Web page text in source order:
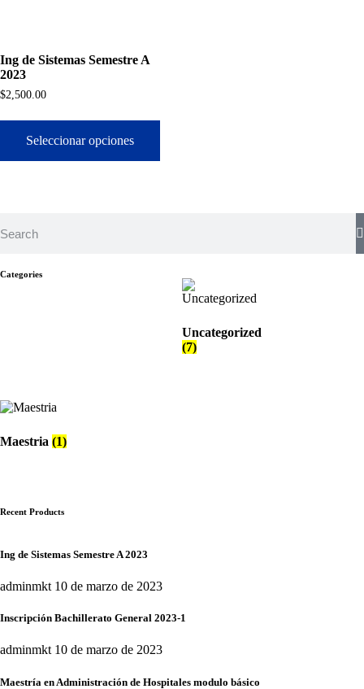
Ing de Sistemas Semestre A
2023
$2,500.00
Seleccionar opciones
Categories
Uncategorized
(7)
Maestria (1)
Recent Products
Ing de Sistemas Semestre A 2023
adminmkt 10 de marzo de 2023
Inscripción Bachillerato General 2023-1
adminmkt 10 de marzo de 2023
Maestría en Administración de Hospitales modulo básico